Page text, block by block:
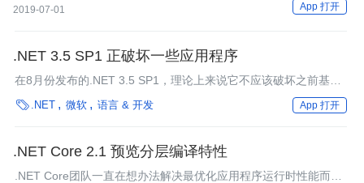
2019-07-01 App 打开
.NET 3.5 SP1 正破坏一些应用程序
在8月份发布的.NET 3.5 SP1，理论上来说它不应该破坏之前基于
2.0, 3.0, 3.5的CLR的应用程序。但是据报告，一些应用程序还是
受到影响，其中包括开源项目Castle。
 .NET 微软 语言 & 开发 App 打开
.NET Core 2.1 预览分层编译特性
.NET Core团队一直在想办法解决最优化应用程序运行时性能而又